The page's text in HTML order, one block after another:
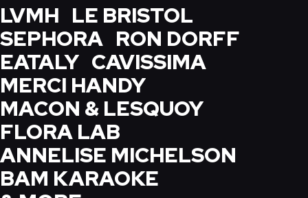
LVMH LE BRISTOL
SEPHORA RON DORFF
EATALY CAVISSIMA
MERCI HANDY
MACON & LESQUOY
FLORA LAB
ANNELISE MICHELSON
BAM KARAOKE